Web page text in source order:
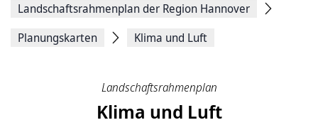
Seite
Landschaftsrahmenplan der Region Hannover
Planungskarten
Klima und Luft
Landschaftsrahmenplan
Klima und Luft